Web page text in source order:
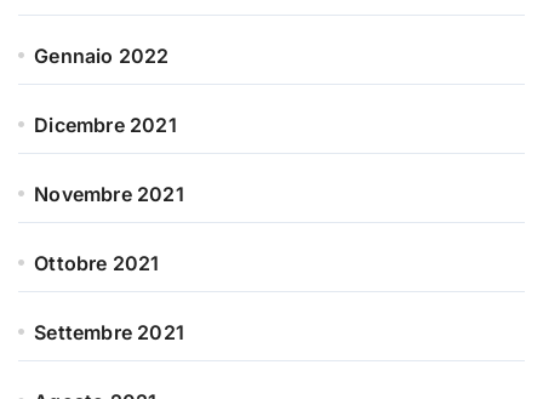
Gennaio 2022
Dicembre 2021
Novembre 2021
Ottobre 2021
Settembre 2021